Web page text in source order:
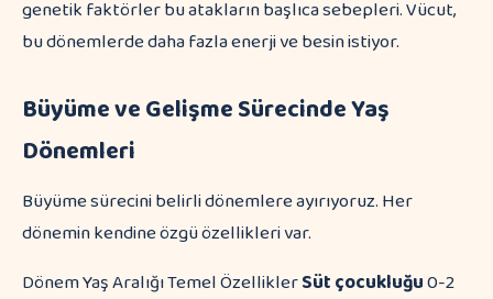
genetik faktörler bu atakların başlıca sebepleri. Vücut,
bu dönemlerde daha fazla enerji ve besin istiyor.
Büyüme ve Gelişme Sürecinde Yaş
Dönemleri
Büyüme sürecini belirli dönemlere ayırıyoruz. Her
dönemin kendine özgü özellikleri var.
Dönem Yaş Aralığı Temel ÖzelliklerSüt çocukluğu0-2